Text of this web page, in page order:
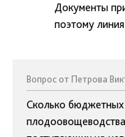
Документы
поэтому
Вопрос от Петрова
Сколько бюджетных